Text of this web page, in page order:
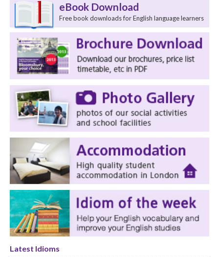
eBook Download
Free book downloads for English language learners
Latest Idioms